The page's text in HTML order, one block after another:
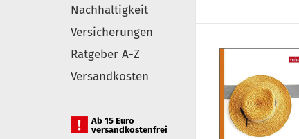
Nachhaltigkeit
Versicherungen
Ratgeber A-Z
Versandkosten
Ab 15 Euro
versandkostenfrei